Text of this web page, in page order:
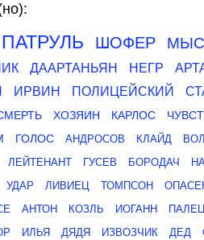
ПАТРУЛЬ ШОФЕР
ДААРТАНЬЯН НЕГР
ИРВИН ПОЛИЦЕЙСКИЙ
ХОЗЯИН КАРЛОС
ГОЛОС АНДРОСОВ КЛАЙД
ЛЕЙТЕНАНТ ГУСЕВ БОРОДАЧ
УДАР ЛИВИЕЦ ТОМПСОН
АНТОН КОЗЛЬ ИОГАНН
ИЛЬЯ ДЯДЯ ИЗВОЗЧИК ДЕД